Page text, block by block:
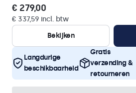
€ 279,00
€ 337,59 incl. btw
Bekijken
Langdurige
beschikbaarheid
Gratis
verzending &
retourneren